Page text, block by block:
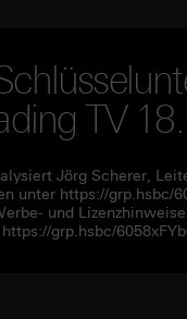
TV
Jörg Scherer,
unter https://grp.hsbc/
und
grp.hsbc/